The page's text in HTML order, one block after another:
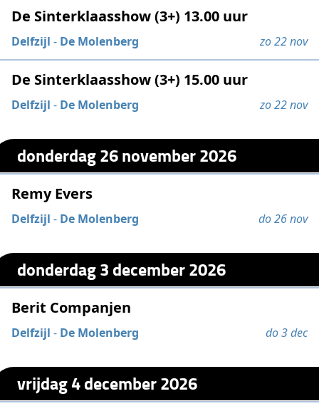
De Sinterklaasshow (3+) 13.00 uur
Delfzijl - De Molenberg zo 22 nov
De Sinterklaasshow (3+) 15.00 uur
Delfzijl - De Molenberg zo 22 nov
donderdag 26 november 2026
Remy Evers
Delfzijl - De Molenberg do 26 nov
donderdag 3 december 2026
Berit Companjen
Delfzijl - De Molenberg do 3 dec
vrijdag 4 december 2026